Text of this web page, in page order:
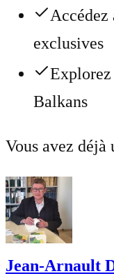
Accédez
exclusives
Explorez
Balkans
Vous avez déjà
Jean-Arnault